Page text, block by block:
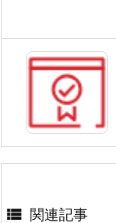
 関連記事